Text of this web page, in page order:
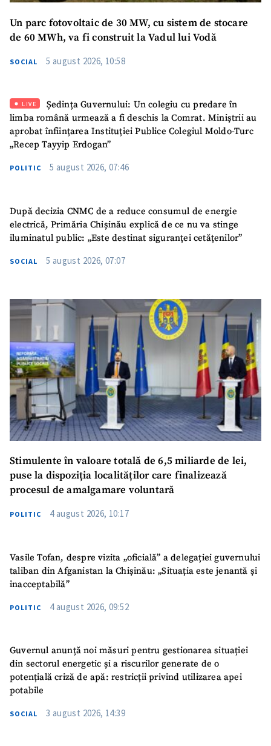
SUSȚINE
Un parc fotovoltaic de 30 MW, cu sistem de stocare
de 60 MWh, va fi construit la Vadul lui Vodă
SOCIAL 5 august 2026, 10:58
LIVE
Ședința Guvernului: Un colegiu cu predare în
limba română urmează a fi deschis la Comrat. Miniștrii au
aprobat înființarea Instituției Publice Colegiul Moldo-Turc
„Recep Tayyip Erdogan”
POLITIC 5 august 2026, 07:46
După decizia CNMC de a reduce consumul de energie
electrică, Primăria Chișinău explică de ce nu va stinge
iluminatul public: „Este destinat siguranței cetățenilor”
SOCIAL 5 august 2026, 07:07
Stimulente în valoare totală de 6,5 miliarde de lei,
puse la dispoziția localităților care finalizează
procesul de amalgamare voluntară
POLITIC 4 august 2026, 10:17
Vasile Tofan, despre vizita „oficială” a delegației guvernului
taliban din Afganistan la Chișinău: „Situația este jenantă și
inacceptabilă”
POLITIC 4 august 2026, 09:52
Guvernul anunță noi măsuri pentru gestionarea situației
din sectorul energetic și a riscurilor generate de o
potențială criză de apă: restricții privind utilizarea apei
potabile
SOCIAL 3 august 2026, 14:39
Nume+ Numele meu
Email+ Emailul meu
Telefon
+ Telefon personal
acord cupolitica de
confidențialitate